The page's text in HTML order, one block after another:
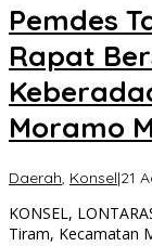
Pemdes
Rapat
Moramo
Daerah, Konsel|21
KONSEL,
Tiram, Kecamatan